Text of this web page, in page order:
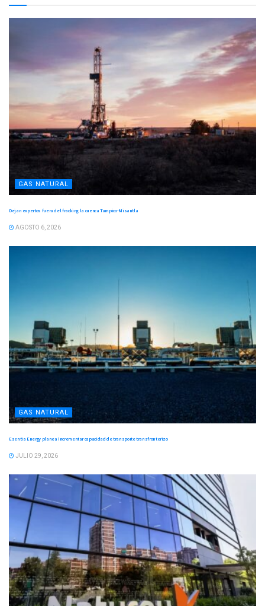
GAS NATURAL
Dejan expertos fuera del fracking la cuenca Tampico-Misantla
AGOSTO 6, 2026
GAS NATURAL
Esentia Energy planea incrementar capacidad de transporte transfronterizo
JULIO 29, 2026